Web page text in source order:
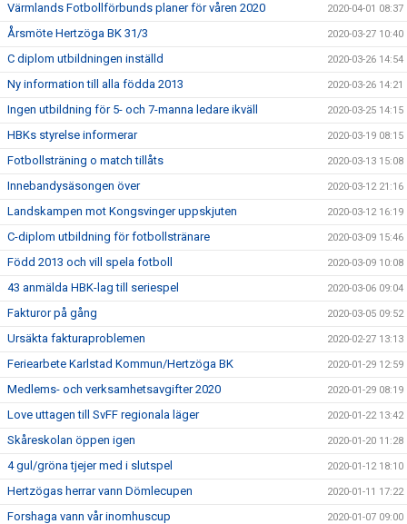
Värmlands Fotbollförbunds planer för våren 2020 2020-04-01 08:37
Årsmöte Hertzöga BK 31/3 2020-03-27 10:40
C diplom utbildningen inställd 2020-03-26 14:54
Ny information till alla födda 2013 2020-03-26 14:21
Ingen utbildning för 5- och 7-manna ledare ikväll 2020-03-25 14:15
HBKs styrelse informerar 2020-03-19 08:15
Fotbollsträning o match tillåts 2020-03-13 15:08
Innebandysäsongen över 2020-03-12 21:16
Landskampen mot Kongsvinger uppskjuten 2020-03-12 16:19
C-diplom utbildning för fotbollstränare 2020-03-09 15:46
Född 2013 och vill spela fotboll 2020-03-09 10:08
43 anmälda HBK-lag till seriespel 2020-03-06 09:04
Fakturor på gång 2020-03-05 09:52
Ursäkta fakturaproblemen 2020-02-27 13:13
Feriearbete Karlstad Kommun/Hertzöga BK 2020-01-29 12:59
Medlems- och verksamhetsavgifter 2020 2020-01-29 08:19
Love uttagen till SvFF regionala läger 2020-01-22 13:42
Skåreskolan öppen igen 2020-01-20 11:28
4 gul/gröna tjejer med i slutspel 2020-01-12 18:10
Hertzögas herrar vann Dömlecupen 2020-01-11 17:22
Forshaga vann vår inomhuscup 2020-01-07 09:00